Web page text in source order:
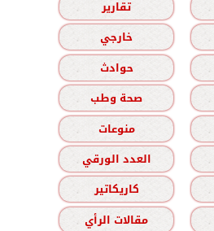
تقارير
خارجي
حوادث
صحة وطب
منوعات
العدد الورقي
كاريكاتير
مقالات الرأي